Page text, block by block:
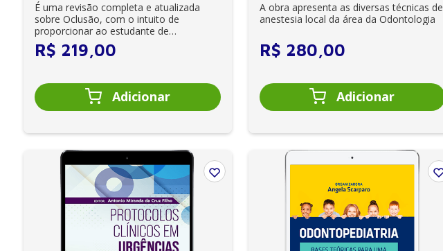
É uma revisão completa e atualizada
sobre Oclusão, com o intuito de
proporcionar ao estudante de
Odontologia, bem como a...
R$ 219,00
A obra apresenta as diversas técnicas de
anestesia local da área da Odontologia
R$ 280,00